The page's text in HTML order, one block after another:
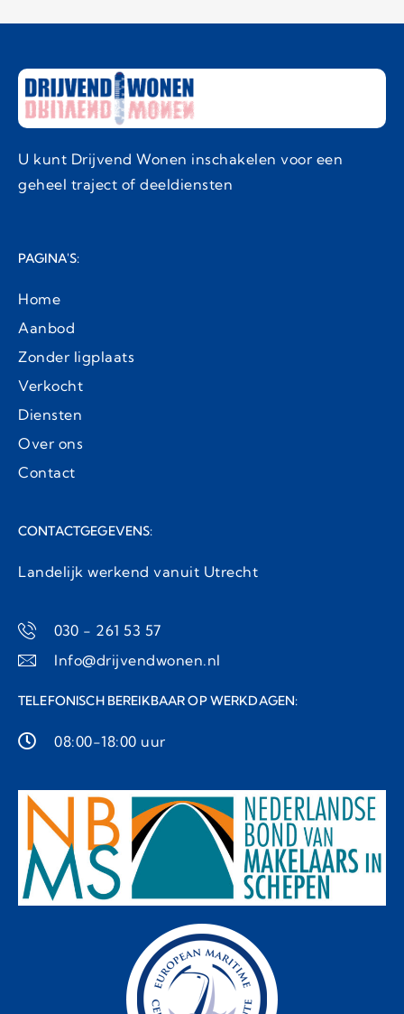
U kunt Drijvend Wonen inschakelen voor een
geheel traject of deeldiensten
PAGINA'S:
Home
Aanbod
Zonder ligplaats
Verkocht
Diensten
Over ons
Contact
CONTACTGEGEVENS:
Landelijk werkend vanuit Utrecht
030 - 261 53 57
Info@drijvendwonen.nl
TELEFONISCH BEREIKBAAR OP WERKDAGEN:
08:00-18:00 uur